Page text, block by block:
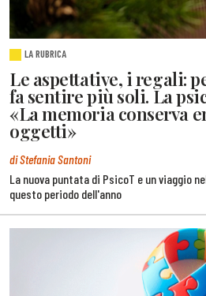
LA RUBRICA
Le aspettative, i regali:
fa sentire più soli. La
«La memoria conserva
oggetti»
di Stefania Santoni
La nuova puntata di PsicoT e un viaggio
questo periodo dell'anno